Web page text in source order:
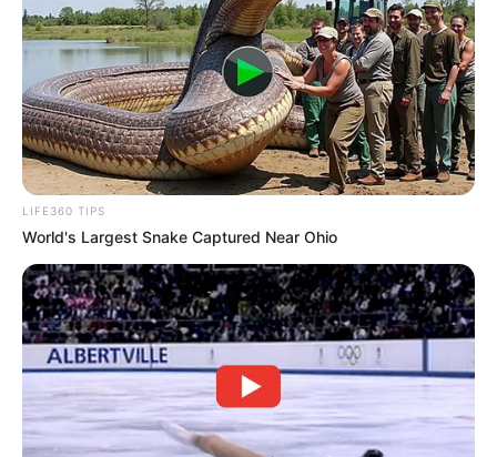
LIFE360 TIPS
World's Largest Snake Captured Near Ohio